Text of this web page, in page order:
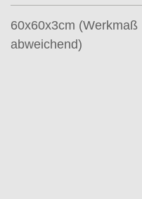
60x60x3cm (Werkmaß
abweichend)